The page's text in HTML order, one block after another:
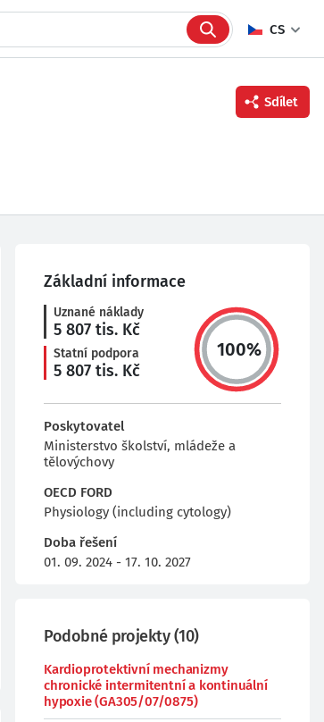
CS
Twitter
Sdílet
Základní informace
Uznané náklady
5 807 tis. Kč
Statní podpora
5 807 tis. Kč
100%
Poskytovatel
Ministerstvo školství, mládeže a
tělovýchovy
OECD FORD
Physiology (including cytology)
Doba řešení
01. 09. 2024 - 17. 10. 2027
Podobné projekty(10)
Kardioprotektivní mechanizmy
chronické intermitentní a kontinuální
hypoxie (GA305/07/0875)